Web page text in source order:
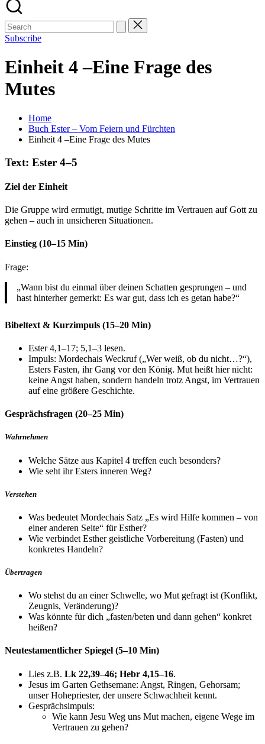
Search
for:
Subscribe
Einheit 4 –Eine Frage des
Mutes
Home
Buch Ester – Vom Feiern und Fürchten
Einheit 4 –Eine Frage des Mutes
Text: Ester 4–5
Ziel der Einheit
Die Gruppe wird ermutigt, mutige Schritte im Vertrauen auf Gott zu
gehen – auch in unsicheren Situationen.
Einstieg (10–15 Min)
Frage:
„Wann bist du einmal über deinen Schatten gesprungen – und
hast hinterher gemerkt: Es war gut, dass ich es getan habe?“
Bibeltext & Kurzimpuls (15–20 Min)
Ester 4,1–17; 5,1–3 lesen.
Impuls: Mordechais Weckruf („Wer weiß, ob du nicht…?“),
Esters Fasten, ihr Gang vor den König. Mut heißt hier nicht:
keine Angst haben, sondern handeln trotz Angst, im Vertrauen
auf eine größere Geschichte.
Gesprächsfragen (20–25 Min)
Wahrnehmen
Welche Sätze aus Kapitel 4 treffen euch besonders?
Wie seht ihr Esters inneren Weg?
Verstehen
Was bedeutet Mordechais Satz „Es wird Hilfe kommen – von
einer anderen Seite“ für Esther?
Wie verbindet Esther geistliche Vorbereitung (Fasten) und
konkretes Handeln?
Übertragen
Wo stehst du an einer Schwelle, wo Mut gefragt ist (Konflikt,
Zeugnis, Veränderung)?
Was könnte für dich „fasten/beten und dann gehen“ konkret
heißen?
Neutestamentlicher Spiegel (5–10 Min)
Lies z.B. Lk 22,39–46; Hebr 4,15–16.
Jesus im Garten Gethsemane: Angst, Ringen, Gehorsam;
unser Hohepriester, der unsere Schwachheit kennt.
Gesprächsimpuls:
Wie kann Jesu Weg uns Mut machen, eigene Wege im
Vertrauen zu gehen?